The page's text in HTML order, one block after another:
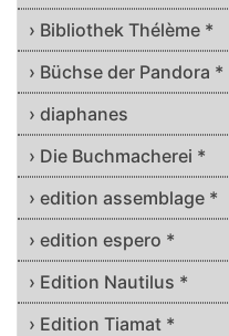
› Bibliothek Thélème *
› Büchse der Pandora *
› diaphanes
› Die Buchmacherei *
› edition assemblage *
› edition espero *
› Edition Nautilus *
› Edition Tiamat *